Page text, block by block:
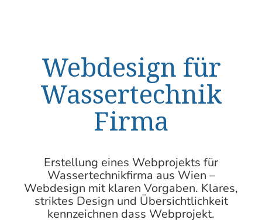
Webdesign für
Wassertechnik
Firma
Erstellung eines Webprojekts für
Wassertechnikfirma aus Wien –
Webdesign mit klaren Vorgaben. Klares,
striktes Design und Übersichtlichkeit
kennzeichnen dass Webprojekt.